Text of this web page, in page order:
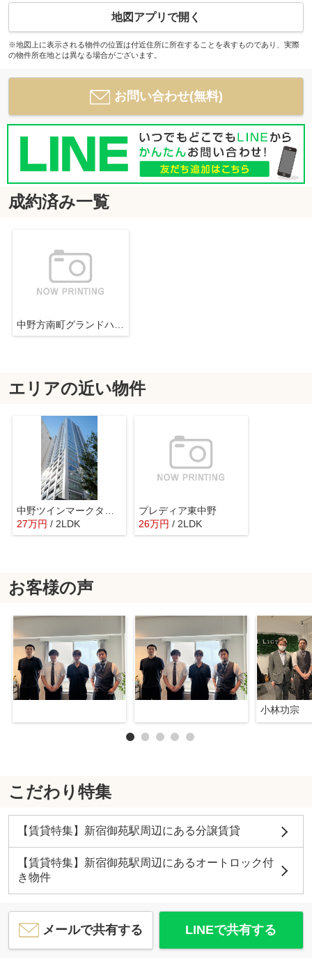
地図アプリで開く
※地図上に表示される物件の位置は付近住所に所在することを表すものであり、実際
の物件所在地とは異なる場合がございます。
お問い合わせ(無料)
成約済み一覧
エリアの近い物件
27万円 / 2LDK
プレディア東中野
26万円 / 2LDK
お客様の声
小林功宗
こだわり特集
【賃貸特集】新宿御苑駅周辺にある分譲賃貸
【賃貸特集】新宿御苑駅周辺にあるオートロック付
き物件
メールで共有する LINEで共有する